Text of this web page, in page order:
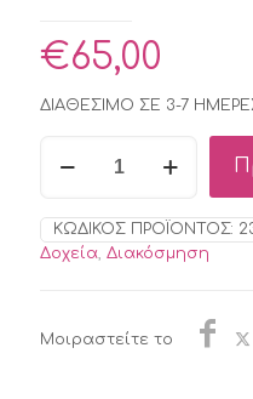
€65,00
ΔΙΑΘΕΣΙΜΟ ΣΕ 3-7
"pop
με
λουλούδια,30cm
|
ΚΩΔΙΚΌΣ ΠΡΟΪΌΝΤΟΣ:
Δοχεία Διακόσμηση
Μοιραστείτε το